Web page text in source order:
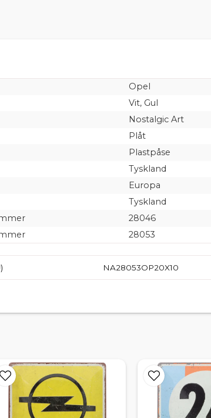
Opel
Vit, Gul
Nostalgic Art
Plåt
Plastpåse
Tyskland
Europa
Tyskland
28046
28053
NA28053OP20X10